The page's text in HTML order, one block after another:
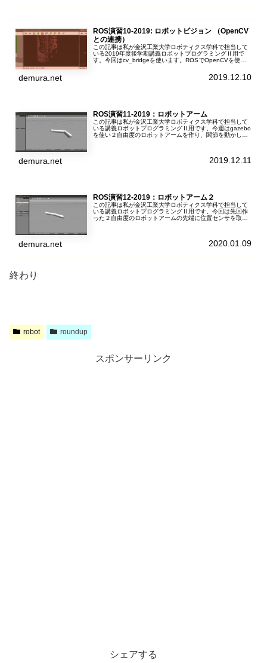
ROS演習10-2019: ロボットビジョン （OpenCV
との連携）
この記事は私が金沢工業大学ロボティクス学科で担当して
いる2019年度後学期講義ロボットプログラミングⅡ用で
す。今回はcv_bridgeを使います。ROSでOpenCVを使い
demura.net 2019.12.10
ROS演習11-2019：ロボットアーム
この記事は私が金沢工業大学ロボティクス学科で担当して
いる講義ロボットプログラミングⅡ用です。今週はgazebo
を使い２自由度のロボットアームを作り、関節を動かしま
demura.net 2019.12.11
ROS演習12-2019：ロボットアーム２
この記事は私が金沢工業大学ロボティクス学科で担当して
いる講義ロボットプログラミングⅡ用です。今回は先回作
った２自由度のロボットアームの先端に位置センサを取り
demura.net 2020.01.09
終わり
robot roundup
スポンサーリンク
シェアする